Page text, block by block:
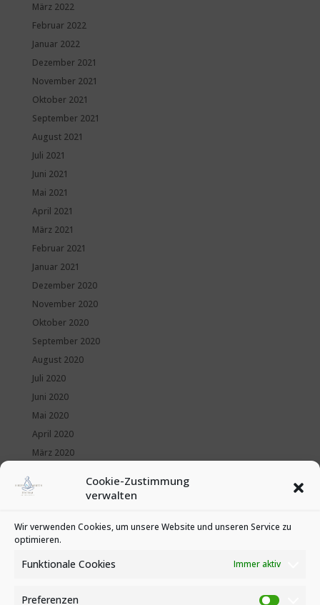
Cookie-Zustimmung
verwalten
Wir verwenden Cookies, um unsere Website und unseren Service zu
optimieren.
Funktionale Cookies Immer aktiv
Preferenzen
März 2022
Februar 2022
Januar 2022
Dezember 2021
November 2021
Oktober 2021
September 2021
August 2021
Juli 2021
Juni 2021
Mai 2021
April 2021
März 2021
Februar 2021
Januar 2021
Dezember 2020
November 2020
Oktober 2020
September 2020
August 2020
Juli 2020
Juni 2020
Mai 2020
April 2020
März 2020
Januar 2020
Kategorien
News
Veranstaltungen